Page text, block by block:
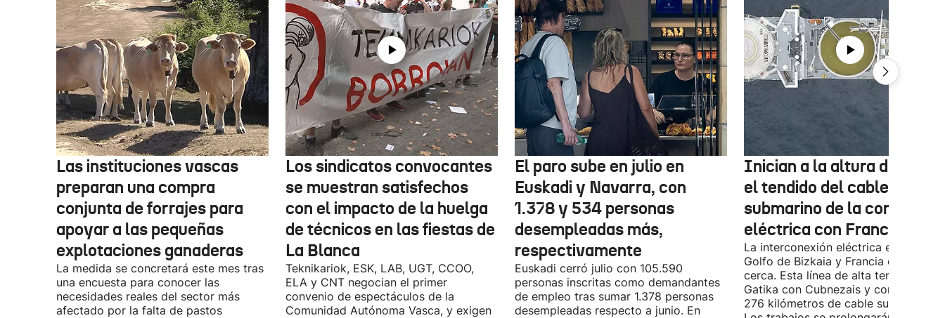
Las instituciones vascas
preparan una compra
conjunta de forrajes para
apoyar a las pequeñas
explotaciones ganaderas
La medida se concretará este mes tras
una encuesta para conocer las
necesidades reales del sector más
afectado por la falta de pastos
Los sindicatos convocantes
se muestran satisfechos
con el impacto de la huelga
de técnicos en las fiestas de
La Blanca
Teknikariok, ESK, LAB, UGT, CCOO,
ELA y CNT negocian el primer
convenio de espectáculos de la
Comunidad Autónoma Vasca, y exigen
El paro sube en julio en
Euskadi y Navarra, con
1.378 y 534 personas
desempleadas más,
respectivamente
Euskadi cerró julio con 105.590
personas inscritas como demandantes
de empleo tras sumar 1.378 personas
desempleadas respecto a junio. En
Inician a la altura de
el tendido del cable
submarino de la conexión
eléctrica con Francia
La interconexión eléctrica entre el
Golfo de Bizkaia y Francia está más
cerca. Esta línea de alta tensión unirá
Gatika con Cubnezais y contará con
276 kilómetros de cable submarino.